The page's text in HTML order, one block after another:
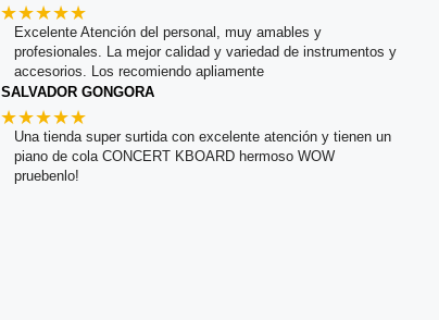
★★★★★
Excelente Atención del personal, muy amables y
profesionales. La mejor calidad y variedad de instrumentos y
accesorios. Los recomiendo apliamente
SALVADOR GONGORA
★★★★★
Una tienda super surtida con excelente atención y tienen un
piano de cola CONCERT KBOARD hermoso WOW
pruebenlo!